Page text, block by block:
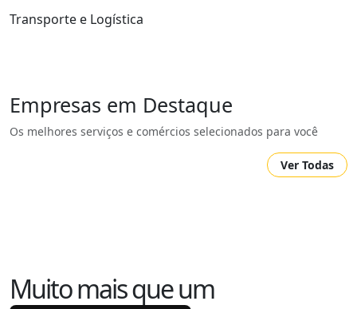
Transporte e Logística
Empresas em Destaque
Os melhores serviços e comércios selecionados para você
Ver Todas
Muito mais que um